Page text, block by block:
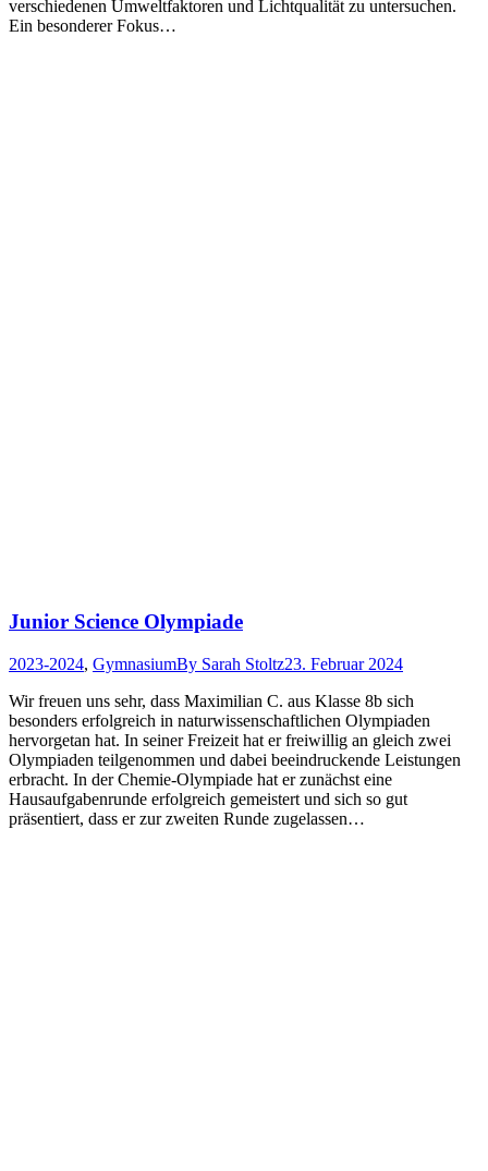
verschiedenen Umweltfaktoren und Lichtqualität zu untersuchen.
Ein besonderer Fokus…
Junior Science Olympiade
2023-2024, GymnasiumBy Sarah Stoltz23. Februar 2024
Wir freuen uns sehr, dass Maximilian C. aus Klasse 8b sich
besonders erfolgreich in naturwissenschaftlichen Olympiaden
hervorgetan hat. In seiner Freizeit hat er freiwillig an gleich zwei
Olympiaden teilgenommen und dabei beeindruckende Leistungen
erbracht. In der Chemie-Olympiade hat er zunächst eine
Hausaufgabenrunde erfolgreich gemeistert und sich so gut
präsentiert, dass er zur zweiten Runde zugelassen…